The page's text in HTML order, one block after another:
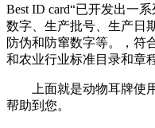
Best ID card“已开发出一
数字、生产批号、生产日
防伪和防窜数字等。，符
和农业行业标准目录和章程
上面就是动物耳牌使用
帮助到您。